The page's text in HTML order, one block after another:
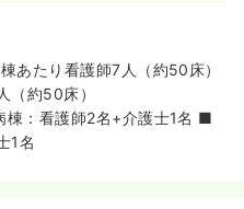
あたり看護師7人（約50床）
（約50床）
：看護師2名+介護士1名 ■
1名